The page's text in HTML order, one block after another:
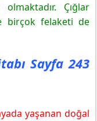
Çığlar
birçok felaketi de
Sayfa 243
yaşanan doğal